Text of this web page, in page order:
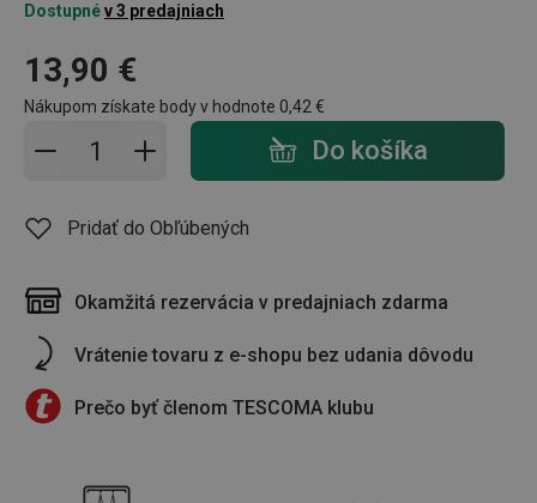
Dostupnév 3 predajniach
13,90 €
Nákupom získate body v hodnote 0,42 €
Pridať do košíka - počet Do košíka
Pridať do Obľúbených
Okamžitá rezervácia v predajniach zdarma
Vrátenie tovaru z e-shopu bez udania dôvodu
Prečo byť členom TESCOMA klubu